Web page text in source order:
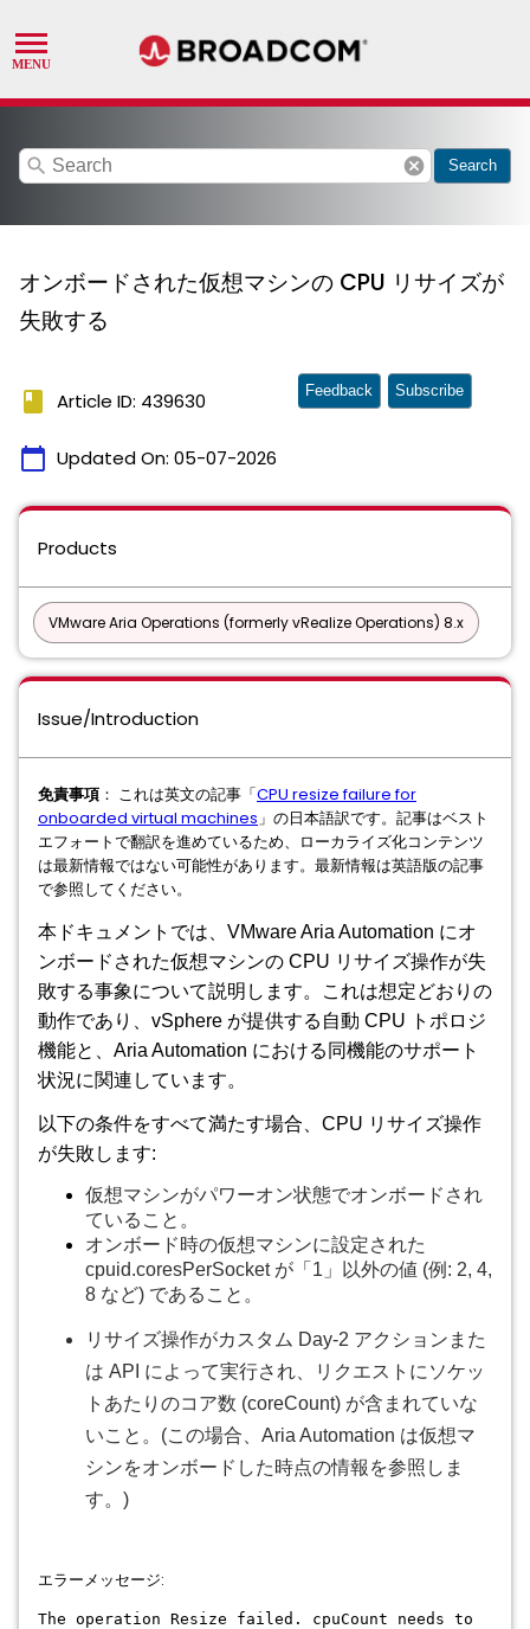
search cancel Search
オンボードされた仮想マシンの CPU リサイズが
失敗する
book Article ID: 439630
calendar_today Updated On: 05-07-2026
Feedback Subscribe
Products
VMware Aria Operations (formerly vRealize Operations) 8.x
Issue/Introduction
免責事項 ： これは英文の記事「CPU resize failure for
onboarded virtual machines」の日本語訳です。記事はベスト
エフォートで翻訳を進めているため、ローカライズ化コンテンツ
は最新情報ではない可能性があります。最新情報は英語版の記事
で参照してください。
本ドキュメントでは、VMware Aria Automation にオ
ンボードされた仮想マシンの CPU リサイズ操作が失
敗する事象について説明します。これは想定どおりの
動作であり、vSphere が提供する自動 CPU トポロジ
機能と、Aria Automation における同機能のサポート
状況に関連しています。
以下の条件をすべて満たす場合、CPU リサイズ操作
が失敗します:
仮想マシンがパワーオン状態でオンボードされ
ていること。
オンボード時の仮想マシンに設定された
cpuid.coresPerSocket が「1」以外の値 (例: 2, 4,
8 など) であること。
リサイズ操作がカスタム Day-2 アクションまた
は API によって実行され、リクエストにソケッ
トあたりのコア数 (coreCount) が含まれていな
いこと。(この場合、Aria Automation は仮想マ
シンをオンボードした時点の情報を参照しま
す。)
エラーメッセージ:
The operation Resize failed. cpuCount needs to